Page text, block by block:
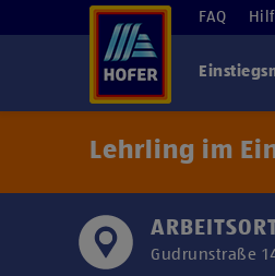
FAQ
Lehrling im
Gudrunstraße